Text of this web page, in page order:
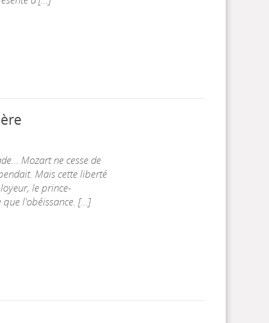
Mozart ne cesse de
Mais cette liberté
le prince-
l'obéissance. [...]